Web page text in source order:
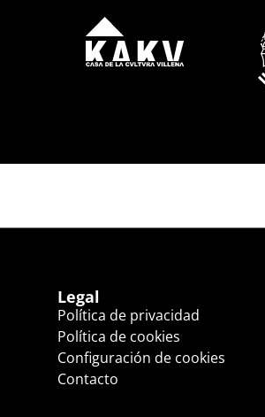
Legal
Política de privacidad
Política de cookies
Configuración de cookies
Contacto